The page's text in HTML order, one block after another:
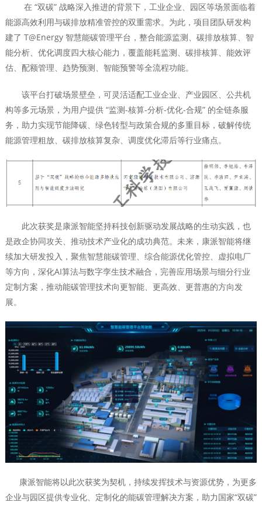
在 “双碳” 战略深入推进的背景下，工业企业、园区等场景面临着
能源高效利用与碳排放精准管控的双重需求。为此，项目团队研发构
建了 T@Energy 智慧能碳管理平台，整合能源监测、碳排放核算、智
能分析、优化调度四大核心能力，覆盖能耗监测、碳排核算、能效评
估、配额管理、趋势预测、智能预警等全流程功能。
该平台打破场景壁垒，可灵活适配工业企业、产业园区、公共机
构等多元场景，为用户提供 “监测-核算-分析-优化-合规” 的全链条服
务，助力实现节能降碳、绿色转型与政策合规的多重目标，破解传统
能源管理粗放、碳排放核算复杂、调度优化滞后等行业痛点。
此次获奖是康派智能坚持科技创新驱动发展战略的生动实践，也
是政企协同攻关、推动技术产业化的成功典范。未来，康派智能将继
续加大研发投入，聚焦智慧能碳管理、综合能源优化管控、虚拟电厂
等方向，深化AI算法与数字孪生技术融合，完善应用场景与细分行业
定制方案，推动能碳管理技术向更智能、更高效、更普惠的方向发
展。
康派智能将以此次获奖为契机，持续发挥技术与资源优势，为更多
企业与园区提供专业化、定制化的能碳管理解决方案，助力国家“双碳”